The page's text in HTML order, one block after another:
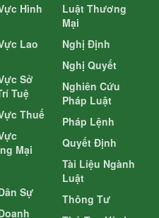
Hình
Lao
Sở
Tuệ
Thuế
Mại
Sự
Luật Thương
Mại
Nghị Định
Nghị Quyết
Nghiên Cứu
Pháp Luật
Pháp Lệnh
Quyết Định
Tài Liệu Ngành
Luật
Thông Tư